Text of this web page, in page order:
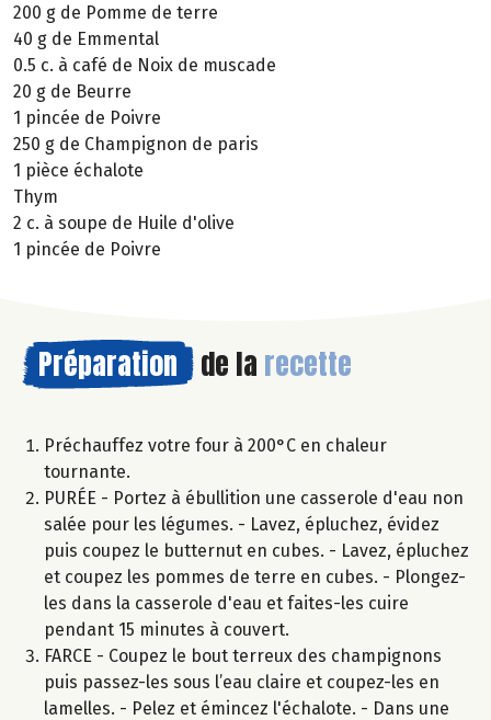
200 g de Pomme de terre
40 g de Emmental
0.5 c. à café de Noix de muscade
20 g de Beurre
1 pincée de Poivre
250 g de Champignon de paris
1 pièce échalote
Thym
2 c. à soupe de Huile d'olive
1 pincée de Poivre
Préparation de la recette
Préchauffez votre four à 200°C en chaleur
tournante.
PURÉE - Portez à ébullition une casserole d'eau non
salée pour les légumes. - Lavez, épluchez, évidez
puis coupez le butternut en cubes. - Lavez, épluchez
et coupez les pommes de terre en cubes. - Plongez-
les dans la casserole d'eau et faites-les cuire
pendant 15 minutes à couvert.
FARCE - Coupez le bout terreux des champignons
puis passez-les sous l’eau claire et coupez-les en
lamelles. - Pelez et émincez l'échalote. - Dans une